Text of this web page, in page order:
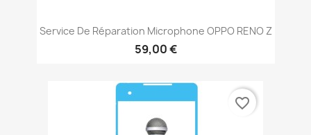
Service De Réparation Microphone OPPO RENO Z
59,00 €
favorite_border